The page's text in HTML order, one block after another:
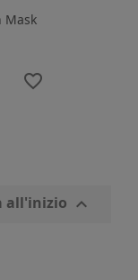
Mask
favorite_border
all'inizio 